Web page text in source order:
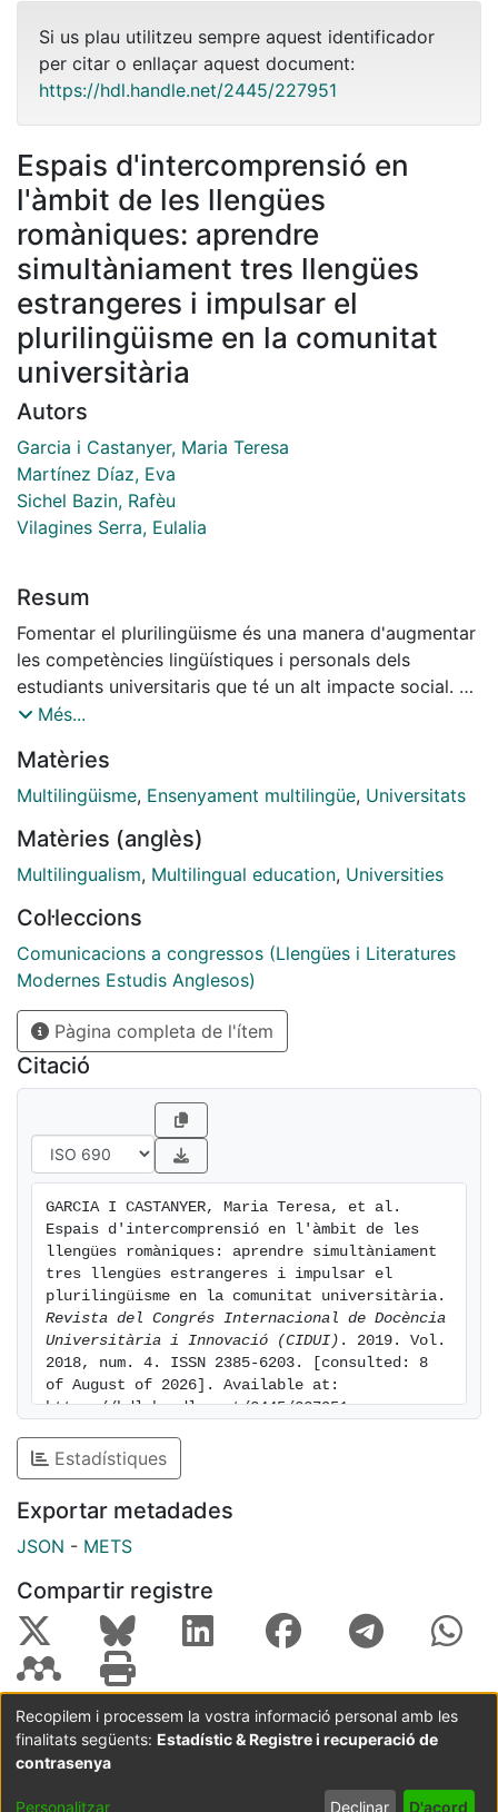
Si us plau utilitzeu sempre aquest identificador
per citar o enllaçar aquest document:
https://hdl.handle.net/2445/227951
Espais d'intercomprensió en
l'àmbit de les llengües
romàniques: aprendre
simultàniament tres llengües
estrangeres i impulsar el
plurilingüisme en la comunitat
universitària
Autors
Garcia i Castanyer, Maria Teresa
Martínez Díaz, Eva
Sichel Bazin, Rafèu
Vilagines Serra, Eulalia
Resum
Fomentar el plurilingüisme és una manera d'augmentar
les competències lingüístiques i personals dels
estudiants universitaris que té un alt impacte social. En
el cas de les llengües romàniques, quan en parlem una,
en la comprensió escrita. Tot l'aprenentatge es basa
en el bagatge lingüístic que tenim com a parlants
materna o segona, i en l'alta proximitat d'aquestes
llengües entre si.
Més...
Matèries
Multilingüisme, Ensenyament multilingüe, Universitats
Matèries (anglès)
Multilingualism, Multilingual education, Universities
Col·leccions
Comunicacions a congressos (Llengües i Literatures
Modernes Estudis Anglesos)
Pàgina completa de l'ítem
Citació
GARCIA I CASTANYER, Maria Teresa, et al.
Espais d'intercomprensió en l'àmbit de les
llengües romàniques: aprendre simultàniament
tres llengües estrangeres i impulsar el
Revista del Congrés Internacional de Docència
Universitària i Innovació (CIDUI) . 2019. Vol.
2018, num. 4. ISSN 2385-6203. [consulted: 8
of August of 2026]. Available at:
https://hdl.handle.net/2445/227951
Estadístiques
Exportar metadades
JSON - METS
Compartir registre
Coordinació:CRAI UB Avís legal
Metadades
subjectes a:
Configuració
Recopilem i processem la vostra informació personal amb les
finalitats següents: Estadístic & Registre i recuperació de
contrasenya
Personalitzar Declinar D'acord